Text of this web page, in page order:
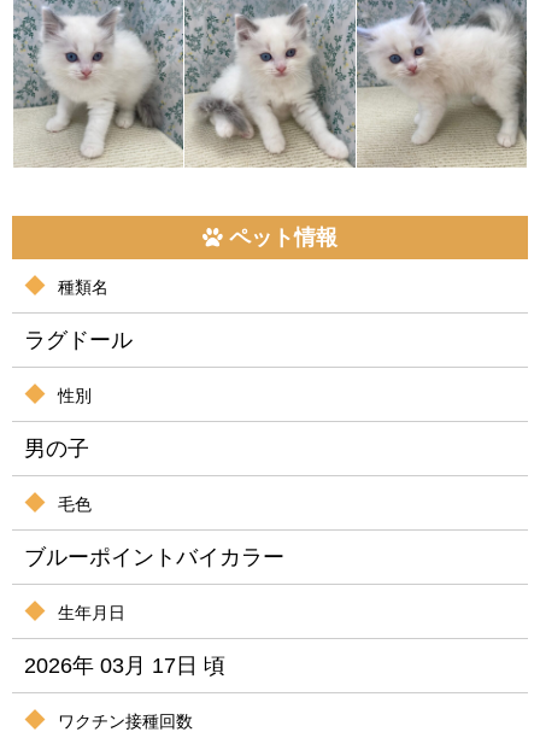
ペット情報
種類名
ラグドール
性別
男の子
毛色
ブルーポイントバイカラー
生年月日
2026年 03月 17日 頃
ワクチン接種回数